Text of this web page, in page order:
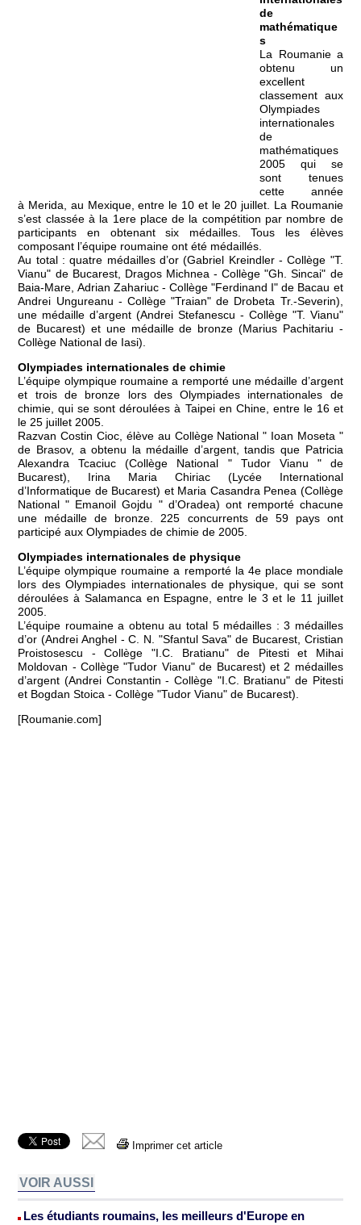
de
mathématique
s
La Roumanie a
obtenu un
excellent
classement aux
Olympiades
internationales
de
mathématiques
2005 qui se
sont tenues
cette année
à Merida, au Mexique, entre le 10 et le 20 juillet. La Roumanie
s’est classée à la 1ere place de la compétition par nombre de
participants en obtenant six médailles. Tous les élèves
composant l’équipe roumaine ont été médaillés.
Au total : quatre médailles d’or (Gabriel Kreindler - Collège "T.
Vianu" de Bucarest, Dragos Michnea - Collège "Gh. Sincai" de
Baia-Mare, Adrian Zahariuc - Collège "Ferdinand I" de Bacau et
Andrei Ungureanu - Collège "Traian" de Drobeta Tr.-Severin),
une médaille d’argent (Andrei Stefanescu - Collège "T. Vianu"
de Bucarest) et une médaille de bronze (Marius Pachitariu -
Collège National de Iasi).
Olympiades internationales de chimie
L’équipe olympique roumaine a remporté une médaille d’argent
et trois de bronze lors des Olympiades internationales de
chimie, qui se sont déroulées à Taipei en Chine, entre le 16 et
le 25 juillet 2005.
Razvan Costin Cioc, élève au Collège National " Ioan Moseta "
de Brasov, a obtenu la médaille d’argent, tandis que Patricia
Alexandra Tcaciuc (Collège National " Tudor Vianu " de
Bucarest), Irina Maria Chiriac (Lycée International
d’Informatique de Bucarest) et Maria Casandra Penea (Collège
National " Emanoil Gojdu " d’Oradea) ont remporté chacune
une médaille de bronze. 225 concurrents de 59 pays ont
participé aux Olympiades de chimie de 2005.
Olympiades internationales de physique
L’équipe olympique roumaine a remporté la 4e place mondiale
lors des Olympiades internationales de physique, qui se sont
déroulées à Salamanca en Espagne, entre le 3 et le 11 juillet
2005.
L’équipe roumaine a obtenu au total 5 médailles : 3 médailles
d’or (Andrei Anghel - C. N. "Sfantul Sava" de Bucarest, Cristian
Proistosescu - Collège "I.C. Bratianu" de Pitesti et Mihai
Moldovan - Collège "Tudor Vianu" de Bucarest) et 2 médailles
d’argent (Andrei Constantin - Collège "I.C. Bratianu" de Pitesti
et Bogdan Stoica - Collège "Tudor Vianu" de Bucarest).
[Roumanie.com]
Imprimer cet article
VOIR AUSSI
Les étudiants roumains, les meilleurs d'Europe en